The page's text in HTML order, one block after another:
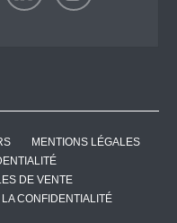
MENTIONS LÉGALES
DE VENTE
CONFIDENTIALITÉ